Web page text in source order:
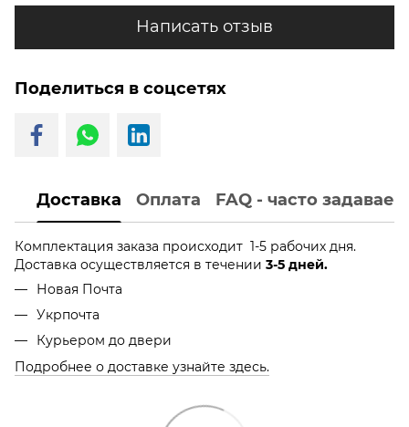
Написать отзыв
Поделиться в соцсетях
Доставка Оплата FAQ - часто
Комплектация заказа происходит 1-5 рабочих дня.
Доставка осуществляется в течении 3-5 дней.
Новая Почта
Укрпочта
Курьером до двери
Подробнее о доставке узнайте здесь.